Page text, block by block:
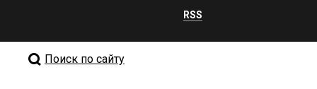
RSS
Поиск по сайту